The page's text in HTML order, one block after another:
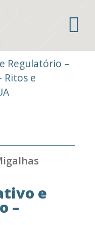
Regulatório –
Ritos e
e
–